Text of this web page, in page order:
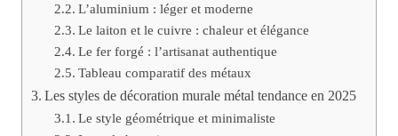
L’aluminium : léger et moderne
Le laiton et le cuivre : chaleur et élégance
Le fer forgé : l’artisanat authentique
Tableau comparatif des métaux
Les styles de décoration murale métal tendance en 2025
Le style géométrique et minimaliste